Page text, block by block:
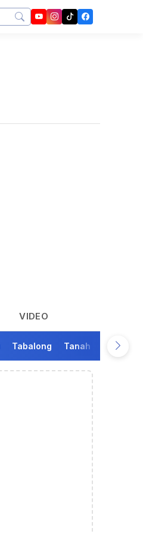
VIDEO
Tabalong Tanah Bumbu